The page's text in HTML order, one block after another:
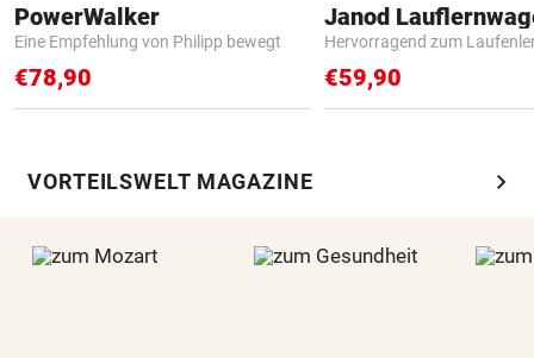
PowerWalker
Eine Empfehlung von Philipp bewegt
€78,90
Janod
Hervorragend zum
€59,90
VORTEILSWELT MAGAZINE chevron_right